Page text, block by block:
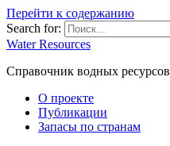
Перейти к содержанию
Search for:
Water Resources
Справочник водных ресурсов
О проекте
Публикации
Запасы по странам